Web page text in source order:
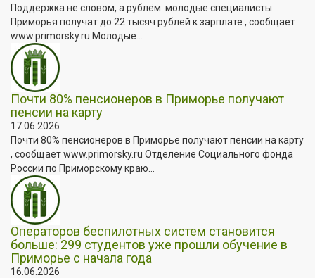
Поддержка не словом, а рублём: молодые специалисты
Приморья получат до 22 тысяч рублей к зарплате , сообщает
www.primorsky.ru Молодые...
Почти 80% пенсионеров в Приморье получают
пенсии на карту
17.06.2026
Почти 80% пенсионеров в Приморье получают пенсии на карту
, сообщает www.primorsky.ru Отделение Социального фонда
России по Приморскому краю...
Операторов беспилотных систем становится
больше: 299 студентов уже прошли обучение в
Приморье с начала года
16.06.2026